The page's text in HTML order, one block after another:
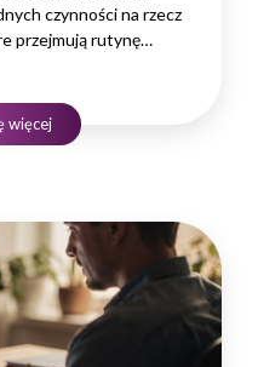
czynności na rzecz
przejmują rutynę
— wpływa
więcej